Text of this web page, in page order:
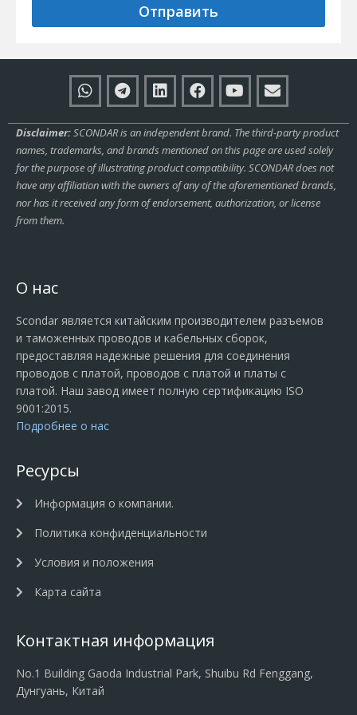
Отправить
Disclaimer:SCONDAR is an independent brand. The third-party product
names, trademarks, and brands mentioned on this page are used solely
for the purpose of illustrating product compatibility. SCONDAR does not
have any affiliation with the owners of any of the aforementioned brands,
nor has it received any form of endorsement, authorization, or license
from them.
О нас
Scondar является китайским производителем разъемов
и таможенных проводов и кабельных сборок,
предоставляя надежные решения для соединения
проводов с платой, проводов с платой и платы с
платой. Наш завод имеет полную сертификацию ISO
9001:2015.
Подробнее о нас
Ресурсы
Информация о компании.
Политика конфиденциальности
Условия и положения
Карта сайта
Контактная информация
No.1 Building Gaoda Industrial Park, Shuibu Rd Fenggang,
Дунгуань, Китай